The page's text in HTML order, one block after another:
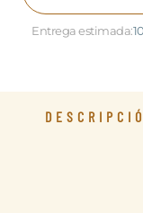
Entrega estimada: